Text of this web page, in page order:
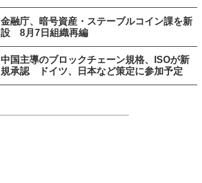
金融庁、暗号資産・ステーブルコイン課を新
設 8月7日組織再編
中国主導のブロックチェーン規格、ISOが新
規承認 ドイツ、日本など策定に参加予定